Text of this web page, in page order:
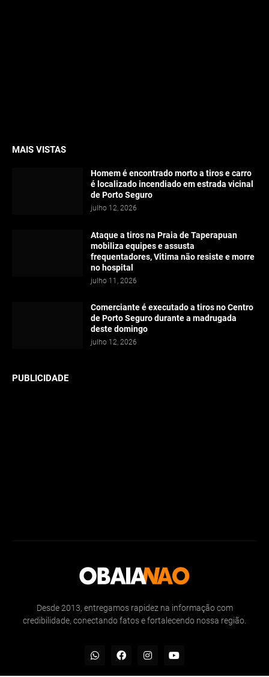
MAIS VISTAS
Homem é encontrado morto a tiros e carro
é localizado incendiado em estrada vicinal
de Porto Seguro
julho 12, 2026
Ataque a tiros na Praia de Taperapuan
mobiliza equipes e assusta
frequentadores, Vitima não resiste e morre
no hospital
julho 11, 2026
Comerciante é executado a tiros no Centro
de Porto Seguro durante a madrugada
deste domingo
julho 12, 2026
PUBLICIDADE
Desde 2013, entregamos rapidez na informação com
credibilidade, conectando fatos e fortalecendo nossa região.